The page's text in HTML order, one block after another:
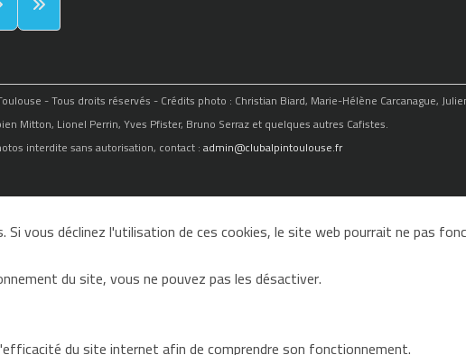
- Tous droits réservés - Crédits photo : Christian Biard, Marie-Hélène Carcanague,
Mitton, Lionel Perrin, Yves Pfister, Bruno Serraz et quelques autres Cafistes.
interdite sans autorisation, contact :admin@clubalpintoulouse.fr
vous déclinez l'utilisation de ces cookies, le site web pourrait ne pas
du site, vous ne pouvez pas les désactiver.
du site internet afin de comprendre son fonctionnement.